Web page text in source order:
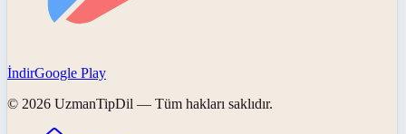
İndirGoogle Play
© 2026 UzmanTipDil — Tüm hakları saklıdır.